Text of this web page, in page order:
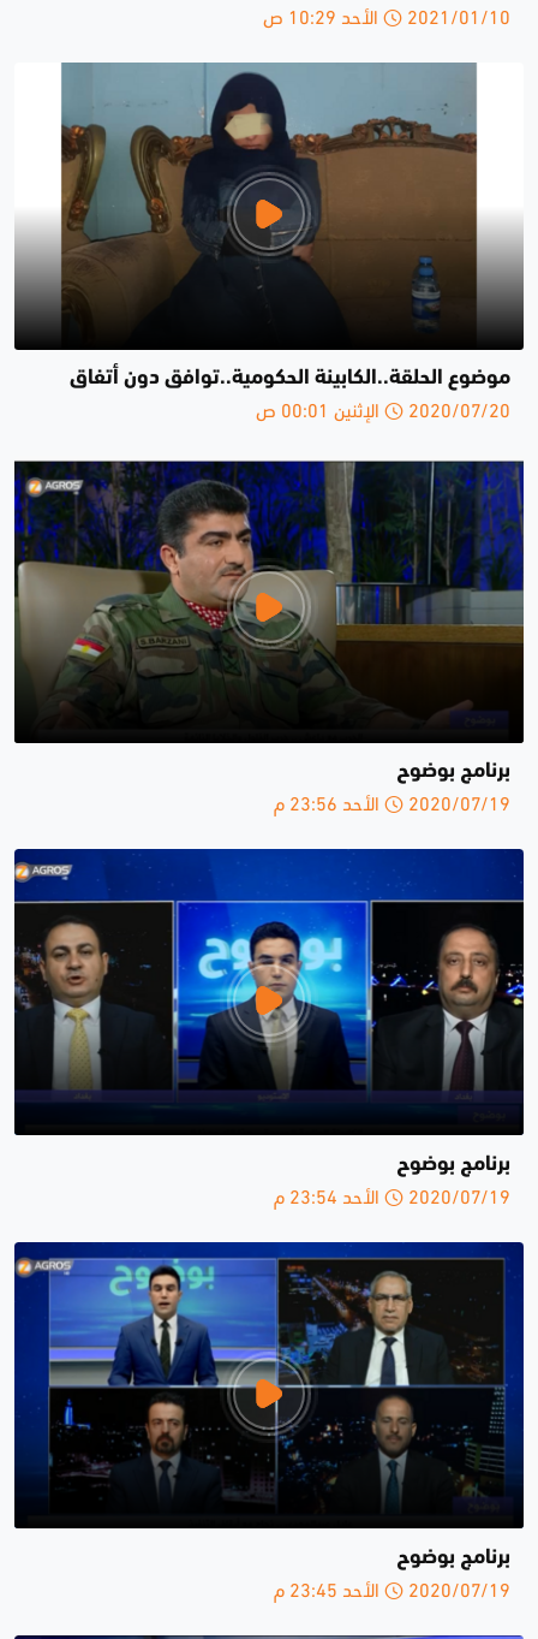
2021/01/10 الأحد 10:29 ص
موضوع الحلقة..الكابينة الحكومية..توافق دون أتفاق
2020/07/20 الإثنين 00:01 ص
برنامج بوضوح
2020/07/19 الأحد 23:56 م
برنامج بوضوح
2020/07/19 الأحد 23:54 م
برنامج بوضوح
2020/07/19 الأحد 23:45 م